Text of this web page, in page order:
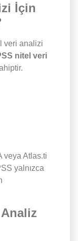
İçin
veri analizi
nitel veri
veya Atlas.ti
yalnızca